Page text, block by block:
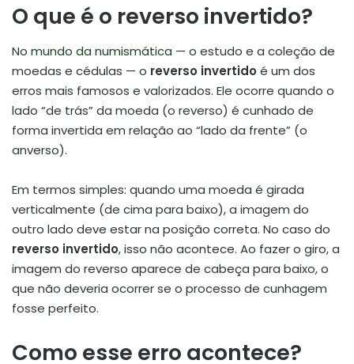
O que é o reverso invertido?
No mundo da numismática — o estudo e a coleção de
moedas e cédulas — o reverso invertido é um dos
erros mais famosos e valorizados. Ele ocorre quando o
lado “de trás” da moeda (o reverso) é cunhado de
forma invertida em relação ao “lado da frente” (o
anverso).
Em termos simples: quando uma moeda é girada
verticalmente (de cima para baixo), a imagem do
outro lado deve estar na posição correta. No caso do
reverso invertido, isso não acontece. Ao fazer o giro, a
imagem do reverso aparece de cabeça para baixo, o
que não deveria ocorrer se o processo de cunhagem
fosse perfeito.
Como esse erro acontece?